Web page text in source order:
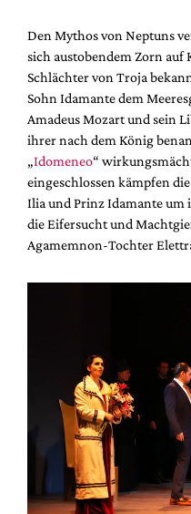
Den Mythos von Neptuns
sich austobendem Zorn auf
Schlächter von Troja
Sohn Idamante dem
Amadeus Mozart und sein
ihrer nach dem König
„Idomeneo“
eingeschlossen kämpfen
Ilia und Prinz Idamante um
die Eifersucht und
Agamemnon-Tochter